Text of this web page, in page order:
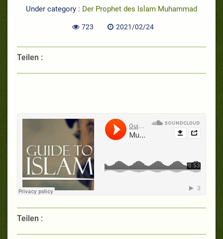
Under category : Der Prophet des Islam Muhammad
723 2021/02/24
Teilen :
Teilen :